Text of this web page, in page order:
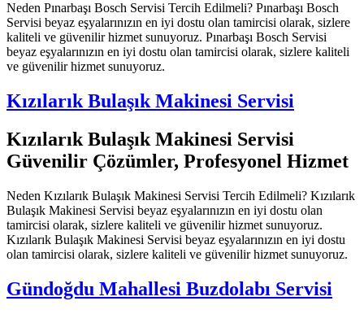
Neden Pınarbaşı Bosch Servisi Tercih Edilmeli? Pınarbaşı Bosch
Servisi beyaz eşyalarınızın en iyi dostu olan tamircisi olarak, sizlere
kaliteli ve güvenilir hizmet sunuyoruz. Pınarbaşı Bosch Servisi
beyaz eşyalarınızın en iyi dostu olan tamircisi olarak, sizlere kaliteli
ve güvenilir hizmet sunuyoruz.
Kızılarık Bulaşık Makinesi Servisi
Kızılarık Bulaşık Makinesi Servisi
Güvenilir Çözümler, Profesyonel Hizmet
Neden Kızılarık Bulaşık Makinesi Servisi Tercih Edilmeli? Kızılarık
Bulaşık Makinesi Servisi beyaz eşyalarınızın en iyi dostu olan
tamircisi olarak, sizlere kaliteli ve güvenilir hizmet sunuyoruz.
Kızılarık Bulaşık Makinesi Servisi beyaz eşyalarınızın en iyi dostu
olan tamircisi olarak, sizlere kaliteli ve güvenilir hizmet sunuyoruz.
Gündoğdu Mahallesi Buzdolabı Servisi